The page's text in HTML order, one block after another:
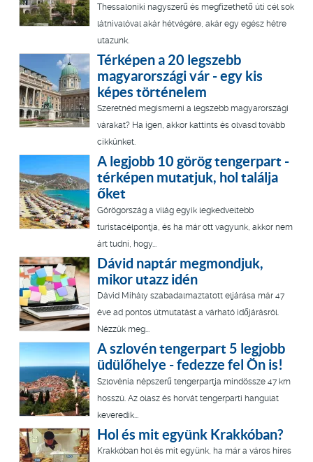
Thessaloniki nagyszerű és megfizethető úti cél sok
látnivalóval akár hétvégére, akár egy egész hétre
utazunk.
Térképen a 20 legszebb
magyarországi vár - egy kis
képes történelem
Szeretnéd megismerni a legszebb magyarországi
várakat? Ha igen, akkor kattints és olvasd tovább
cikkünket.
A legjobb 10 görög tengerpart -
térképen mutatjuk, hol találja
őket
Görögország a világ egyik legkedveltebb
turistacélpontja, és ha már ott vagyunk, akkor nem
árt tudni, hogy...
Dávid naptár megmondjuk,
mikor utazz idén
Dávid Mihály szabadalmaztatott eljárása már 47
éve ad pontos útmutatást a várható időjárásról.
Nézzük meg...
A szlovén tengerpart 5 legjobb
üdülőhelye - fedezze fel Ön is!
Szlovénia népszerű tengerpartja mindössze 47 km
hosszú. Az olasz és horvát tengerparti hangulat
keveredik...
Hol és mit együnk Krakkóban?
Krakkóban hol és mit együnk, ha már a város híres